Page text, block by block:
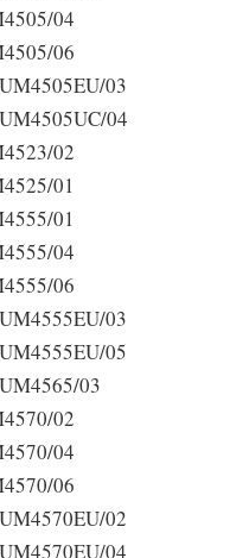
04
06
03
04
02
01
01
04
06
03
05
03
02
04
06
02
04